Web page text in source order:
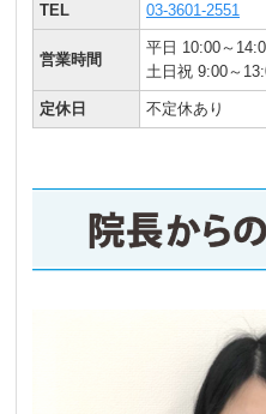
TEL 03-3601-2551
営業時間
平日 10:00～
土日祝 9:00～
定休日 不定休あり